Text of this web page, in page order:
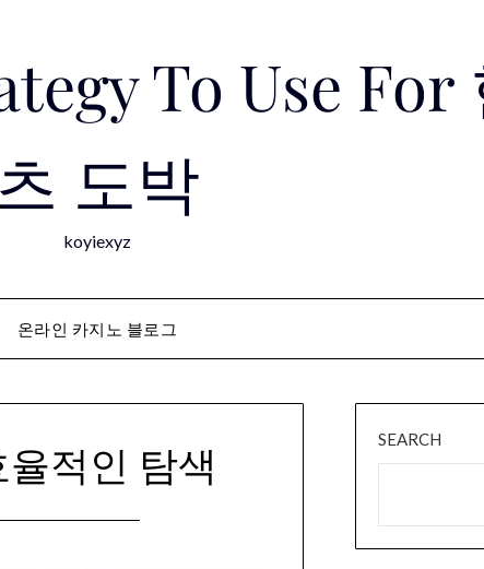
To Use For
츠 도박
koyiexyz
온라인 카지노 블로그
적인 탐색 SEARCH